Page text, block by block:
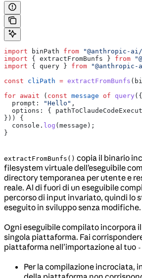
import binPath from "@anthropic-
import { extractFromBunfs } from
import { query } from
const cliPath = extractFromBunfs (
for await ( const message of query ({
  prompt:
"Hello" ,
  options:
{
})) {
  console
. log (message );
}
extractFromBunfs() copia il binario
filesystem virtuale dell’eseguibile
directory temporanea per utente e
reale. Al di fuori di un eseguibile
percorso di input invariato, quindi lo
eseguito in sviluppo senza modifiche.
Ogni eseguibile compilato incorpora
singola piattaforma. Fai
piattaforma nell’importazione al tuo
Per la compilazione incrociata,